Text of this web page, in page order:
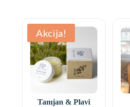
Akcija!
Tamjan & Plavi